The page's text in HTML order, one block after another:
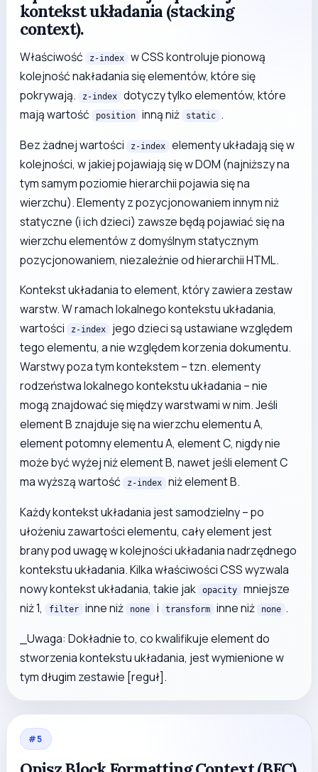
kontekst układania (stacking
context).
Właściwość z-index
w CSS kontroluje pionową
kolejność nakładania się elementów, które się
pokrywają.
z-index
dotyczy tylko elementów, które
mają wartość
position inną niż static .
Bez żadnej wartości
z-index
elementy układają się w
kolejności, w jakiej pojawiają się w DOM (najniższy na
tym samym poziomie hierarchii pojawia się na
wierzchu). Elementy z pozycjonowaniem innym niż
statyczne (i ich dzieci) zawsze będą pojawiać się na
wierzchu elementów z domyślnym statycznym
pozycjonowaniem, niezależnie od hierarchii HTML.
Kontekst układania to element, który zawiera zestaw
warstw. W ramach lokalnego kontekstu układania,
wartości
z-index
jego dzieci są ustawiane względem
tego elementu, a nie względem korzenia dokumentu.
Warstwy poza tym kontekstem – tzn. elementy
rodzeństwa lokalnego kontekstu układania – nie
mogą znajdować się między warstwami w nim. Jeśli
element B znajduje się na wierzchu elementu A,
element potomny elementu A, element C, nigdy nie
może być wyżej niż element B, nawet jeśli element C
ma wyższą wartość
z-index
niż element B.
Każdy kontekst układania jest samodzielny – po
ułożeniu zawartości elementu, cały element jest
brany pod uwagę w kolejności układania nadrzędnego
kontekstu układania. Kilka właściwości CSS wyzwala
nowy kontekst układania, takie jak
opacity
mniejsze
niż 1,
filter inne niż none i transform inne niż none .
_Uwaga: Dokładnie to, co kwalifikuje element do
stworzenia kontekstu układania, jest wymienione w
tym długim zestawie [reguł].
#5